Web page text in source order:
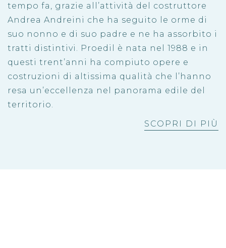
tempo fa, grazie all’attività del costruttore
Andrea Andreini che ha seguito le orme di
suo nonno e di suo padre e ne ha assorbito i
tratti distintivi. Proedil è nata nel 1988 e in
questi trent’anni ha compiuto opere e
costruzioni di altissima qualità che l’hanno
resa un’eccellenza nel panorama edile del
territorio.
SCOPRI DI PIÙ